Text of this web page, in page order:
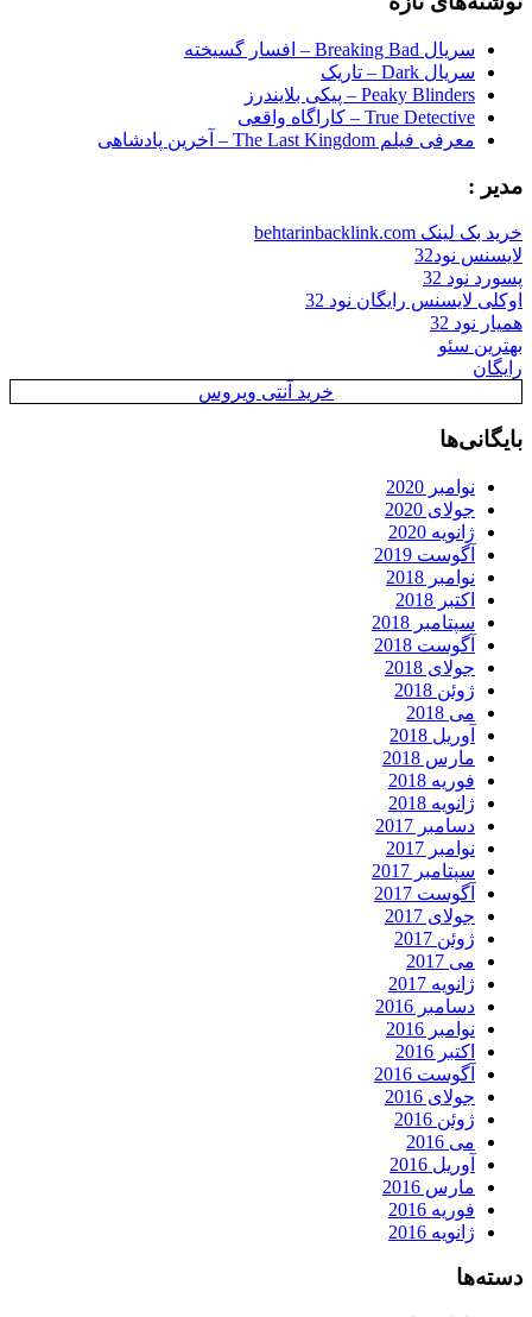
سریال Breaking Bad – افسار گسیخته
سریال Dark – تاریک
Peaky Blinders – پیکی بلایندرز
True Detective – کاراگاه واقعی
معرفی فیلم The Last Kingdom – آخرین پادشاهی
مدیر :
خرید بک لینک behtarinbacklink.com
لایسنس نود32
پسورد نود 32
اوکلی لایسنس رایگان نود 32
همیار نود 32
بهترین سئو
رایگان
خرید آنتی ویروس
بایگانی‌ها
نوامبر 2020
جولای 2020
ژانویه 2020
آگوست 2019
نوامبر 2018
اکتبر 2018
سپتامبر 2018
آگوست 2018
جولای 2018
ژوئن 2018
می 2018
آوریل 2018
مارس 2018
فوریه 2018
ژانویه 2018
دسامبر 2017
نوامبر 2017
سپتامبر 2017
آگوست 2017
جولای 2017
ژوئن 2017
می 2017
ژانویه 2017
دسامبر 2016
نوامبر 2016
اکتبر 2016
آگوست 2016
جولای 2016
ژوئن 2016
می 2016
آوریل 2016
مارس 2016
فوریه 2016
ژانویه 2016
دسته‌ها